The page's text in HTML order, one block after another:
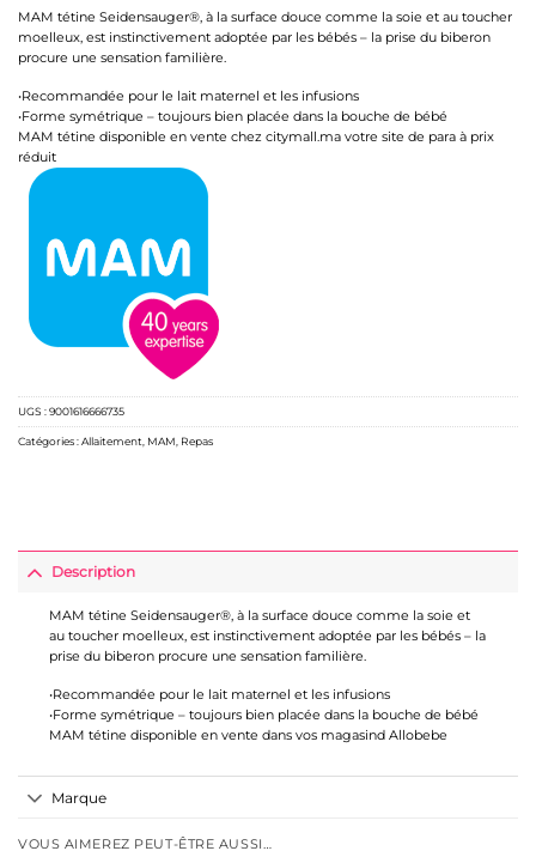
MAM tétine Seidensauger®, à la surface douce comme la soie et au toucher
moelleux, est instinctivement adoptée par les bébés – la prise du biberon
procure une sensation familière.
•Recommandée pour le lait maternel et les infusions
•Forme symétrique – toujours bien placée dans la bouche de bébé
MAM tétine disponible en vente chez citymall.ma votre site de para à prix
réduit
UGS :9001616666735
Catégories :Allaitement MAM Repas
Description
MAM tétine Seidensauger®, à la surface douce comme la soie et
au toucher moelleux, est instinctivement adoptée par les bébés – la
prise du biberon procure une sensation familière.
•Recommandée pour le lait maternel et les infusions
•Forme symétrique – toujours bien placée dans la bouche de bébé
MAM tétine disponible en vente dans vos magasind Allobebe
Marque
VOUS AIMEREZ PEUT-ÊTRE AUSSI…